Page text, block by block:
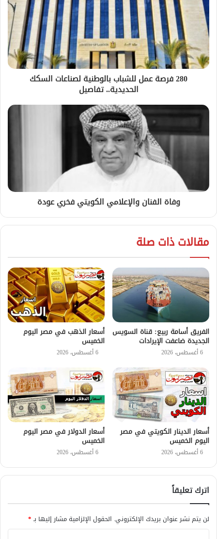
280 فرصة عمل للشباب بالوطنية لصناعات السكك
الحديدية.. تفاصيل
وفاة الفنان والإعلامي الكويتي فخري عودة
مقالات ذات صلة
الفريق أسامة ربيع: قناة السويس
الجديدة ضاعفت الإيرادات
6 أغسطس، 2026
أسعار الذهب في مصر اليوم
الخميس
6 أغسطس، 2026
أسعار الدينار الكويتي في مصر
اليوم الخميس
6 أغسطس، 2026
أسعار الدولار في مصر اليوم
الخميس
6 أغسطس، 2026
اترك تعليقاً
لن يتم نشر عنوان بريدك الإلكتروني. الحقول الإلزامية مشار إليها بـ*